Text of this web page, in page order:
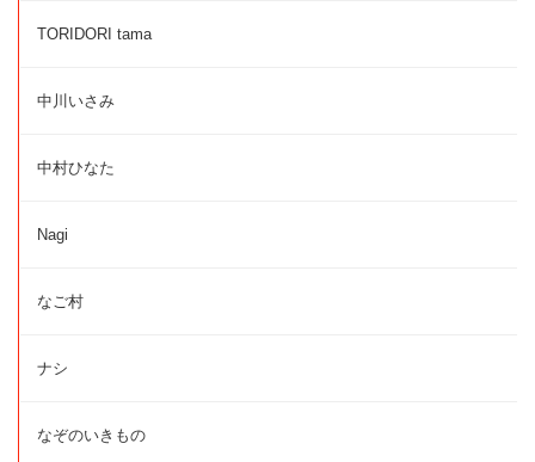
TORIDORI tama
中川いさみ
中村ひなた
Nagi
なご村
ナシ
なぞのいきもの